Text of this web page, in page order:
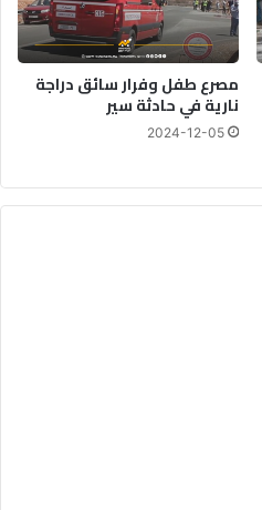
مصرع طفل وفرار سائق دراجة
نارية في حادثة سير
2024-12-05